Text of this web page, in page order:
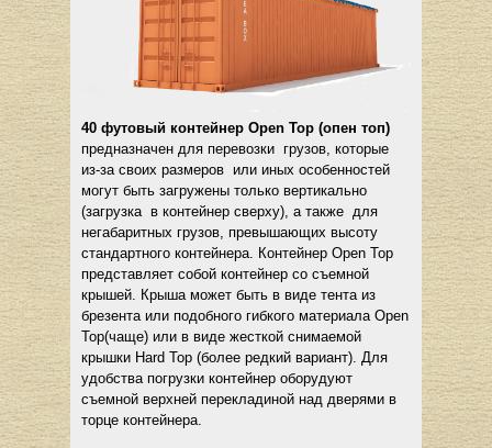
40 футовый контейнер Open Top (опен топ)
предназначен для перевозки грузов, которые
из-за своих размеров или иных особенностей
могут быть загружены только вертикально
(загрузка в контейнер сверху), а также для
негабаритных грузов, превышающих высоту
стандартного контейнера. Контейнер Open Top
представляет собой контейнер со съемной
крышей. Крыша может быть в виде тента из
брезента или подобного гибкого материала Open
Top(чаще) или в виде жесткой снимаемой
крышки Hard Top (более редкий вариант). Для
удобства погрузки контейнер оборудуют
съемной верхней перекладиной над дверями в
торце контейнера.